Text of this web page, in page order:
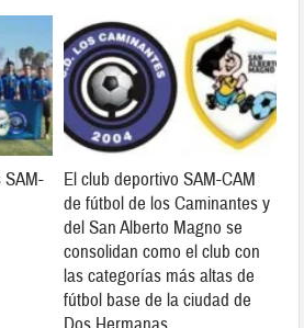
SAM-
El club deportivo SAM-CAM
de fútbol de los Caminantes y
del San Alberto Magno se
consolidan como el club con
las categorías más altas de
fútbol base de la ciudad de